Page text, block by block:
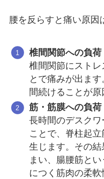
腰を反らすと痛い原因
椎間関節への負荷
椎間関節にストレ
とで痛みが出ま
間続けることが原
筋・筋膜への負荷
長時間のデスクワ
ことで、脊柱起
生じます。その
まい、腸腰筋と
につく筋肉の柔